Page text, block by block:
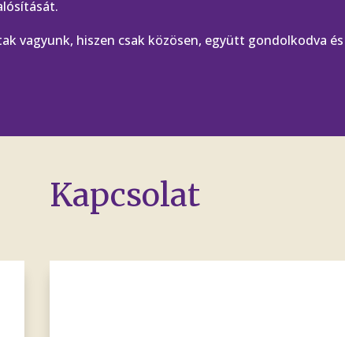
vagyunk, hiszen csak közösen, együtt gondolkodva
Kapcsolat